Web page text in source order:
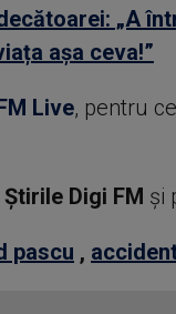
„A
așa ceva!”
Live, pentru
Știrile Digi FM şi
pascu ,